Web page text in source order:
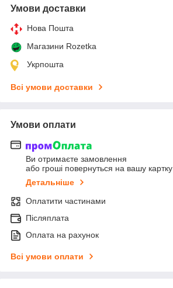
Умови доставки
Нова Пошта
Магазини Rozetka
Укрпошта
Всі умови доставки
Умови оплати
Ви отримаєте замовлення
або гроші повернуться на вашу картку
Детальніше
Оплатити частинами
Післяплата
Оплата на рахунок
Всі умови оплати